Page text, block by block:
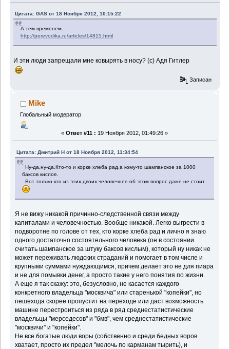
Цитата: GAS от 18 Ноября 2012, 10:15:22
А тем временем...
http://perevodika.ru/articles/14815.html
И эти люди запрещали мне ковырять в носу? (с) Адя Гитлер
Записан
Mike
Глобальный модератор
« Ответ #11 : 19 Ноября 2012, 01:49:26 »
Цитата: Дмитрий Н от 18 Ноября 2012, 11:34:54
Ну-да,ну-да.Кто-то и корке хлеба рад,а кому-то шампанское за 1000
баксов кислое.
Вот только кто из этих двоих человечнее-об этом вопрос даже не стоит
Я не вижу никакой причинно-следственной связи между
капиталами и человечностью. Вообще никакой. Легко выгрести в
подворотне по голове от тех, кто корке хлеба рад и лично я знаю
одного достаточно состоятельного человека (он в состоянии
считать шампанское за штуку баксов кислым), который ну никак не
может переживать людских страданий и помогает в том числе и
крупными суммами нуждающимся, причем делает это не для пиара
и не для помывки денег, а просто такие у него понятия по жизни.
А еще я так скажу: это, безусловно, не касается каждого
конкретного владельца "москвича" или старенькой "копейки", но
пешехода скорее пропустит на переходе или даст возможность
машине перестроиться из ряда в ряд среднестатистические
владельцы "мерседесов" и "бмв", чем среднестатистические
"москвичи" и "копейки".
Не все богатые люди воры (собственно и среди бедных воров
хватает, просто их предел "мелочь по карманам тырить), и